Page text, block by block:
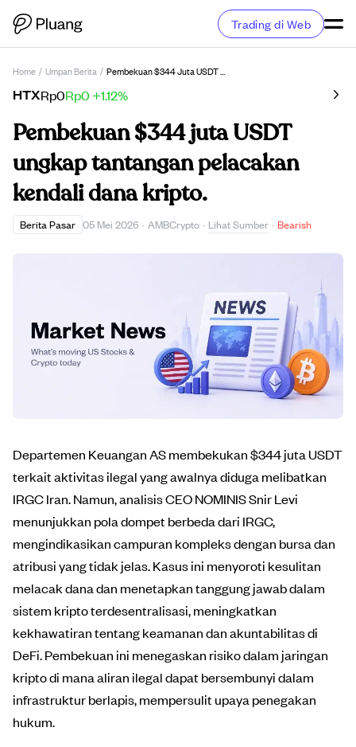
Trading di Web
Home / Umpan Berita / Pembekuan $344 Juta USDT Ungkap Tantangan Pelacakan Kendali Dana Kripto.
HTXRp0Rp0 +1.12%
Pembekuan $344 juta USDT
ungkap tantangan pelacakan
kendali dana kripto.
Berita Pasar 05 Mei 2026 · AMBCrypto · Lihat Sumber · Bearish
Departemen Keuangan AS membekukan $344 juta USDT
terkait aktivitas ilegal yang awalnya diduga melibatkan
IRGC Iran. Namun, analisis CEO NOMINIS Snir Levi
menunjukkan pola dompet berbeda dari IRGC,
mengindikasikan campuran kompleks dengan bursa dan
atribusi yang tidak jelas. Kasus ini menyoroti kesulitan
melacak dana dan menetapkan tanggung jawab dalam
sistem kripto terdesentralisasi, meningkatkan
kekhawatiran tentang keamanan dan akuntabilitas di
DeFi. Pembekuan ini menegaskan risiko dalam jaringan
kripto di mana aliran ilegal dapat bersembunyi dalam
infrastruktur berlapis, mempersulit upaya penegakan
hukum.